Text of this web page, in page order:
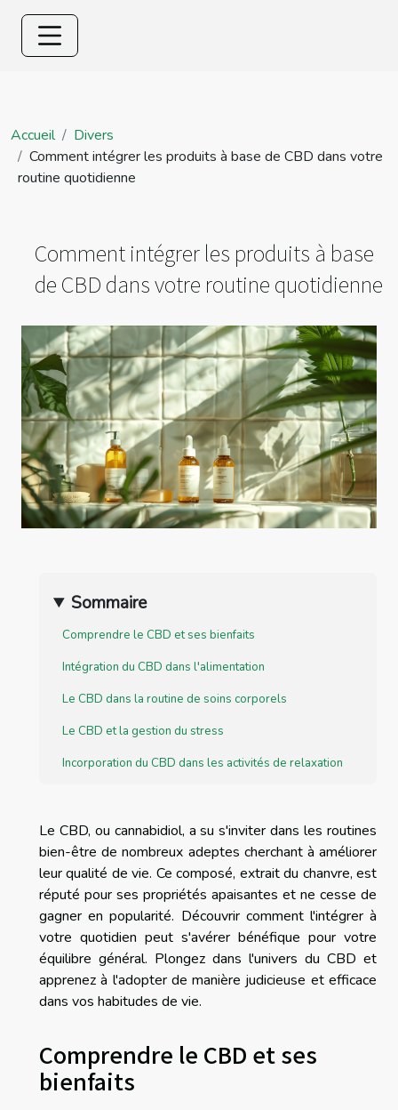
Accueil
Divers
Comment intégrer les produits à base de CBD dans votre
routine quotidienne
Comment intégrer les produits à base
de CBD dans votre routine quotidienne
Sommaire
Comprendre le CBD et ses bienfaits
Intégration du CBD dans l'alimentation
Le CBD dans la routine de soins corporels
Le CBD et la gestion du stress
Incorporation du CBD dans les activités de relaxation
Le CBD, ou cannabidiol, a su s'inviter dans les routines
bien-être de nombreux adeptes cherchant à améliorer
leur qualité de vie. Ce composé, extrait du chanvre, est
réputé pour ses propriétés apaisantes et ne cesse de
gagner en popularité. Découvrir comment l'intégrer à
votre quotidien peut s'avérer bénéfique pour votre
équilibre général. Plongez dans l'univers du CBD et
apprenez à l'adopter de manière judicieuse et efficace
dans vos habitudes de vie.
Comprendre le CBD et ses
bienfaits